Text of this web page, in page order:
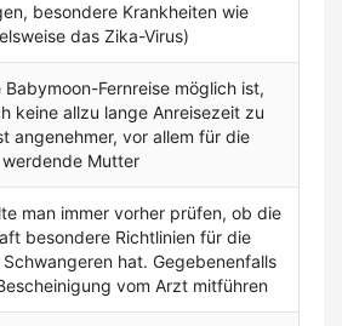
besondere Krankheiten wie
das Zika-Virus)
Babymoon-Fernreise möglich ist,
keine allzu lange Anreisezeit zu
angenehmer, vor allem für die
werdende Mutter
man immer vorher prüfen, ob die
besondere Richtlinien für die
hat. Gegebenenfalls
vom Arzt mitführen